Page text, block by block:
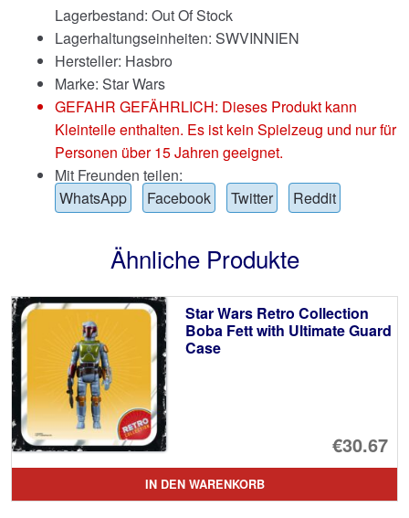
Lagerbestand: Out Of Stock
Lagerhaltungseinheiten: SWVINNIEN
Hersteller: Hasbro
Marke: Star Wars
GEFAHR GEFÄHRLICH: Dieses Produkt kann
Kleinteile enthalten. Es ist kein Spielzeug und nur für
Personen über 15 Jahren geeignet.
Mit Freunden teilen:
WhatsApp
Facebook Twitter Reddit
Ähnliche Produkte
Star Wars Retro Collection
Boba Fett with Ultimate Guard
Case
€30.67
IN DEN WARENKORB